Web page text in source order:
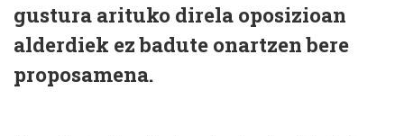
gustura arituko direla oposizioan
alderdiek ez badute onartzen bere
proposamena.